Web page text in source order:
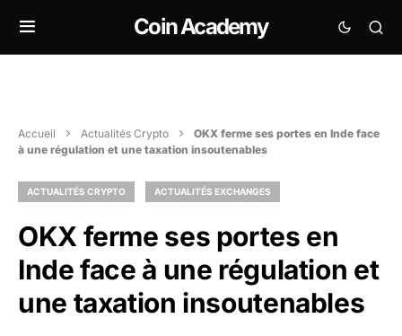
Coin Academy
Accueil Actualités Crypto
OKX ferme ses portes en Inde face
à une régulation et une taxation insoutenables
ACTUALITÉS CRYPTO ACTUALITÉS EXCHANGES
OKX ferme ses portes en
Inde face à une régulation et
une taxation insoutenables